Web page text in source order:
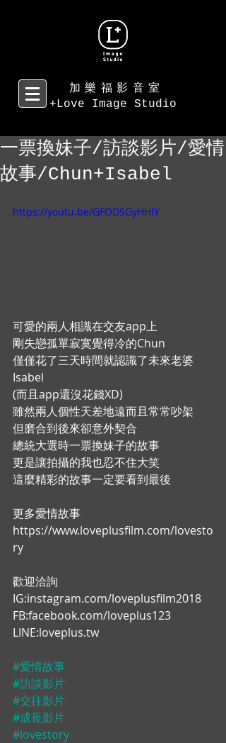
加樂福影音室
+Love Image Studio
一票換妹子/訪談影片/愛情
故事/Chun+Isabel
https://youtu.be/GFODSGyHHlY
可愛的兩人相識在交友app上
剛失戀孤單寂寞覺得冷的Chun
僅僅花了三天時間就認識了未來老婆
Isabel
(而且app還沒花錢XD)
雖然兩人個性天差地遠而且常常吵架
但磨合到後來卻意外契合
總統大選時一票換妹子的故事
更是讓拍攝的我也忍不住大笑
這麼精彩的故事一定要看到最後
更多愛情故事
https://www.loveplusfilm.com/lovesto
ry
歡迎洽詢
IG:instagram.com/loveplusfilm2018
FB:facebook.com/loveplus123
LINE:loveplus.tw
#愛情故事
#訪談影片
#交往影片
#成長影片
#lovestory